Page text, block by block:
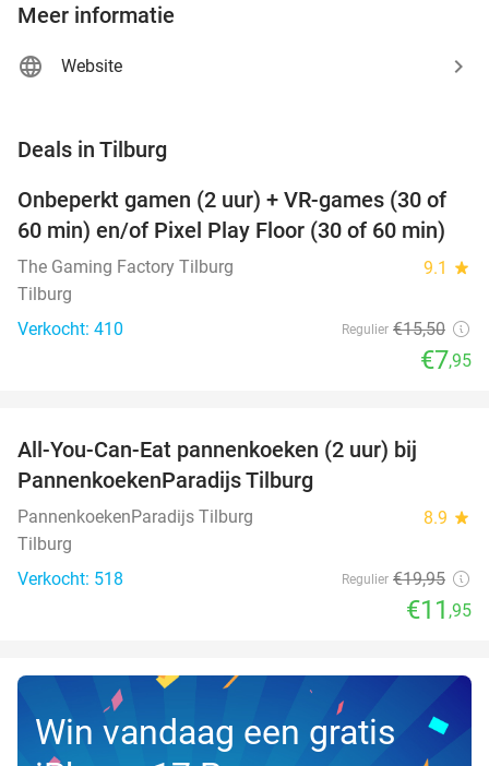
Meer informatie
Website
Deals in Tilburg
49%
Onbeperkt gamen (2 uur) + VR-games (30 of
60 min) en/of Pixel Play Floor (30 of 60 min)
The Gaming Factory Tilburg 9.1 star
Tilburg
Verkocht: 410
Regulier €15,50
€7,95
All-You-Can-Eat pannenkoeken (2 uur) bij
PannenkoekenParadijs Tilburg
PannenkoekenParadijs Tilburg 8.9 star
Tilburg
Verkocht: 518
Regulier €19,95
€11 ,95
Win vandaag een gratis